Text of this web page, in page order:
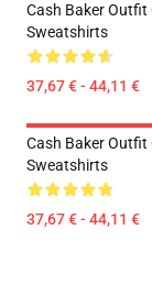
Cash Baker Outfit
Sweatshirts
37,67 € - 44,11 €
Cash Baker Outfit
Sweatshirts
37,67 € - 44,11 €